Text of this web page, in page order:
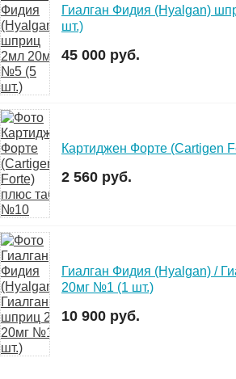
Гиалган Фидия (Hyalgan)
шт.)
45 000 руб.
Картиджен Форте (Cartigen
2 560 руб.
Гиалган Фидия (Hyalgan) /
20мг №1 (1 шт.)
10 900 руб.